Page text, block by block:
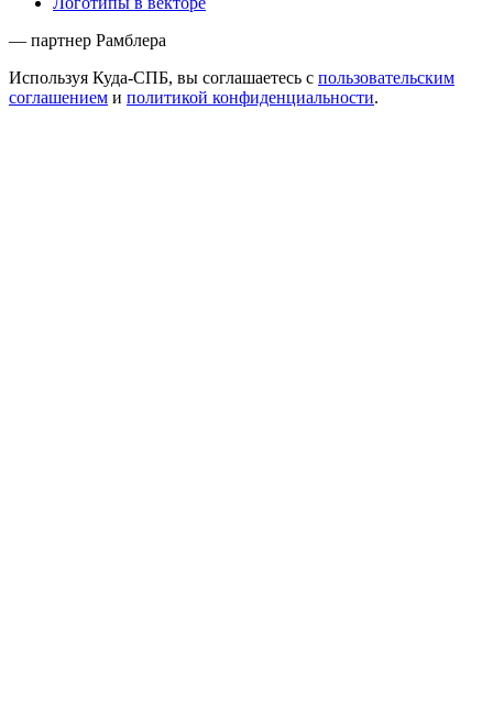
— партнер Рамблера
Используя Куда-СПБ, вы соглашаетесь с пользовательским
соглашением и политикой конфиденциальности.